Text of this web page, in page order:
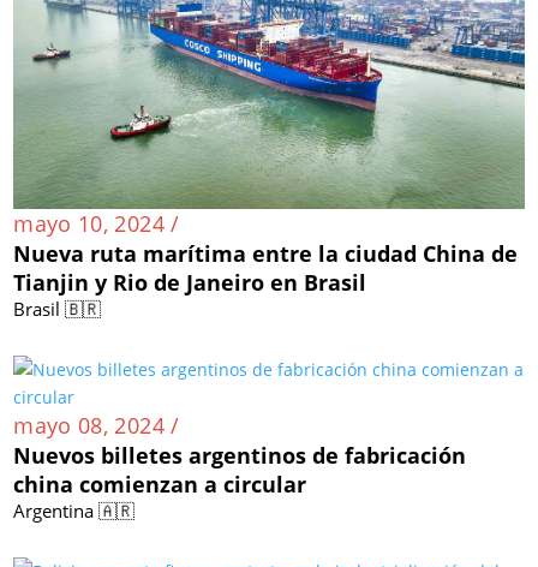
mayo 10, 2024 /
Nueva ruta marítima entre la ciudad China de
Tianjin y Rio de Janeiro en Brasil
Brasil 🇧🇷
mayo 08, 2024 /
Nuevos billetes argentinos de fabricación
china comienzan a circular
Argentina 🇦🇷